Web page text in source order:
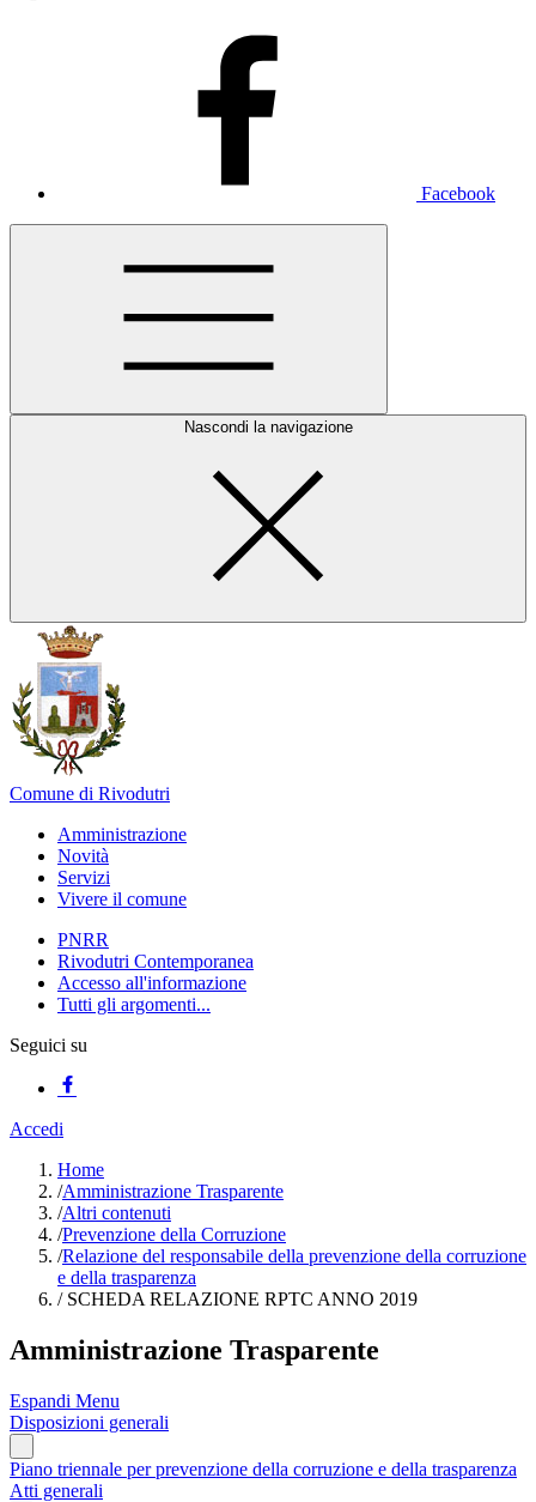
Facebook
Nascondi la navigazione
Comune di Rivodutri
Amministrazione
Novità
Servizi
Vivere il comune
PNRR
Rivodutri Contemporanea
Accesso all'informazione
Tutti gli argomenti...
Seguici su
Accedi
Home
/Amministrazione Trasparente
/Altri contenuti
/Prevenzione della Corruzione
/Relazione del responsabile della prevenzione della corruzione
e della trasparenza
/SCHEDA RELAZIONE RPTC ANNO 2019
Amministrazione Trasparente
Espandi Menu
Disposizioni generali
Piano triennale per prevenzione della corruzione e della trasparenza
Atti generali